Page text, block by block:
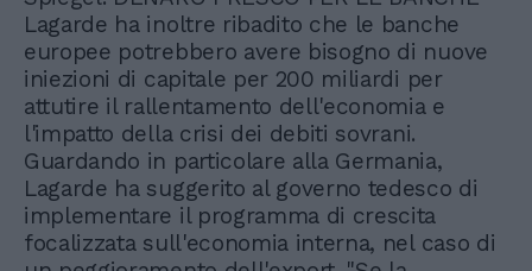
Lagarde ha inoltre ribadito che le banche
europee potrebbero avere bisogno di nuove
iniezioni di capitale per 200 miliardi per
attutire il rallentamento dell'economia e
l'impatto della crisi dei debiti sovrani.
Guardando in particolare alla Germania,
Lagarde ha suggerito al governo tedesco di
implementare il programma di crescita
focalizzata sull'economia interna, nel caso di